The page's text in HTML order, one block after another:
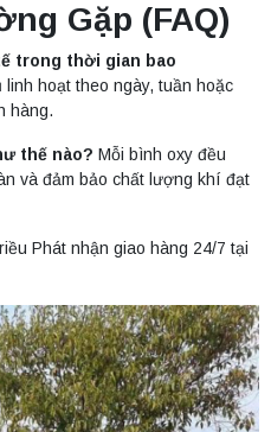
Gặp (FAQ)
trong thời gian bao
hoạt theo ngày, tuần hoặc
hàng.
thế nào? Mỗi bình oxy đều
và đảm bảo chất lượng khí đạt
Phát nhận giao hàng 24/7 tại